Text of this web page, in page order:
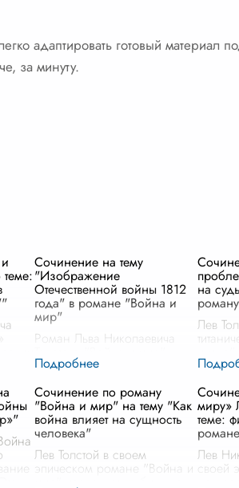
адаптировать готовый материал
за минуту.
Сочинение на тему
"Изображение
Отечественной войны 1812
года" в романе "Война и
мир"
Роман Льва Николаевича
является одним из
мировой литературы. Одной
из центральных тем романа
является Отечественная
война 1812 года,
на
Лев
Сочинение по роману
"Война и мир" на тему "Как
война влияет на сущность
человека"
Лев Толстой в своем
эпическом романе "Война и
миру»
теме:
Лев
своей